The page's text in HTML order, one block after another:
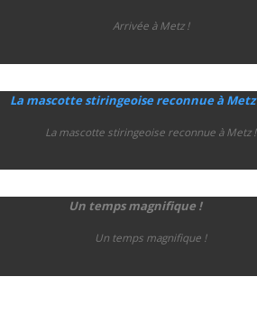
Arrivée à Metz !
La mascotte stiringeoise reconnue à Metz !
Un temps magnifique !